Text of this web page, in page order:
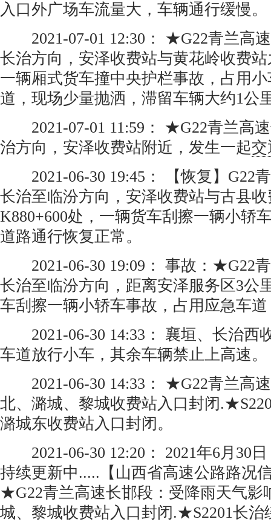
入口外广场车流量大，车辆通行缓慢。
2021-07-01 12:30： ★G22青兰高
长治方向，安泽收费站与黄花岭收费站
一辆厢式货车撞中央护栏事故，占用
道，现场少量抛洒，滞留车辆大约1公
2021-07-01 11:59： ★G22青兰高
治方向，安泽收费站附近，发生一起交
2021-06-30 19:45： 【恢复】G22
长治至临汾方向，安泽收费站与古县
K880+600处，一辆货车刮擦一辆小轿
道路通行恢复正常。
2021-06-30 19:09： 事故：★G22
长治至临汾方向，距离安泽服务区3公
车刮擦一辆小轿车事故，占用应急车
2021-06-30 14:33： 襄垣、长治西
车道放行小车，其余车辆禁止上高速。
2021-06-30 14:33： ★G22青兰高
北、潞城、黎城收费站入口封闭
潞城东收费站入口封闭。
2021-06-30 12:20： 2021年6月30
持续更新中.....【山西省高速公路路况
★G22青兰高速长邯段：受降雨天气影
城、黎城收费站入口封闭.★S2201长治